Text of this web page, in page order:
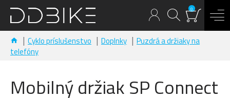
0
Cyklo príslušenstvo Doplnky
Puzdrá a držiaky na
telefóny
Mobilný držiak SP Connect